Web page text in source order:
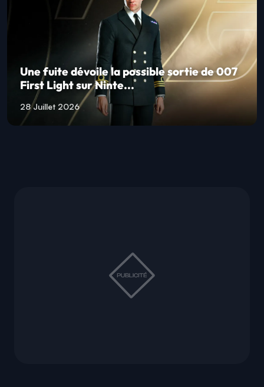
Une fuite dévoile la possible sortie de 007
First Light sur Ninte...
28 Juillet 2026